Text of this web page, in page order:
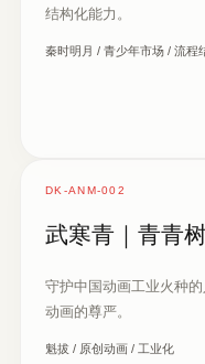
结构化能力。
秦时明月 / 青少年市场 / 流程
DK-ANM-002
武寒青｜青青
守护中国动画工业火种
动画的尊严。
魁拔 / 原创动画 / 工业化